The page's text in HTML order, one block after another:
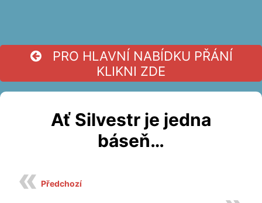
PRO HLAVNÍ NABÍDKU PŘÁNÍ
KLIKNI ZDE
Ať Silvestr je jedna
báseň…
Předchozí